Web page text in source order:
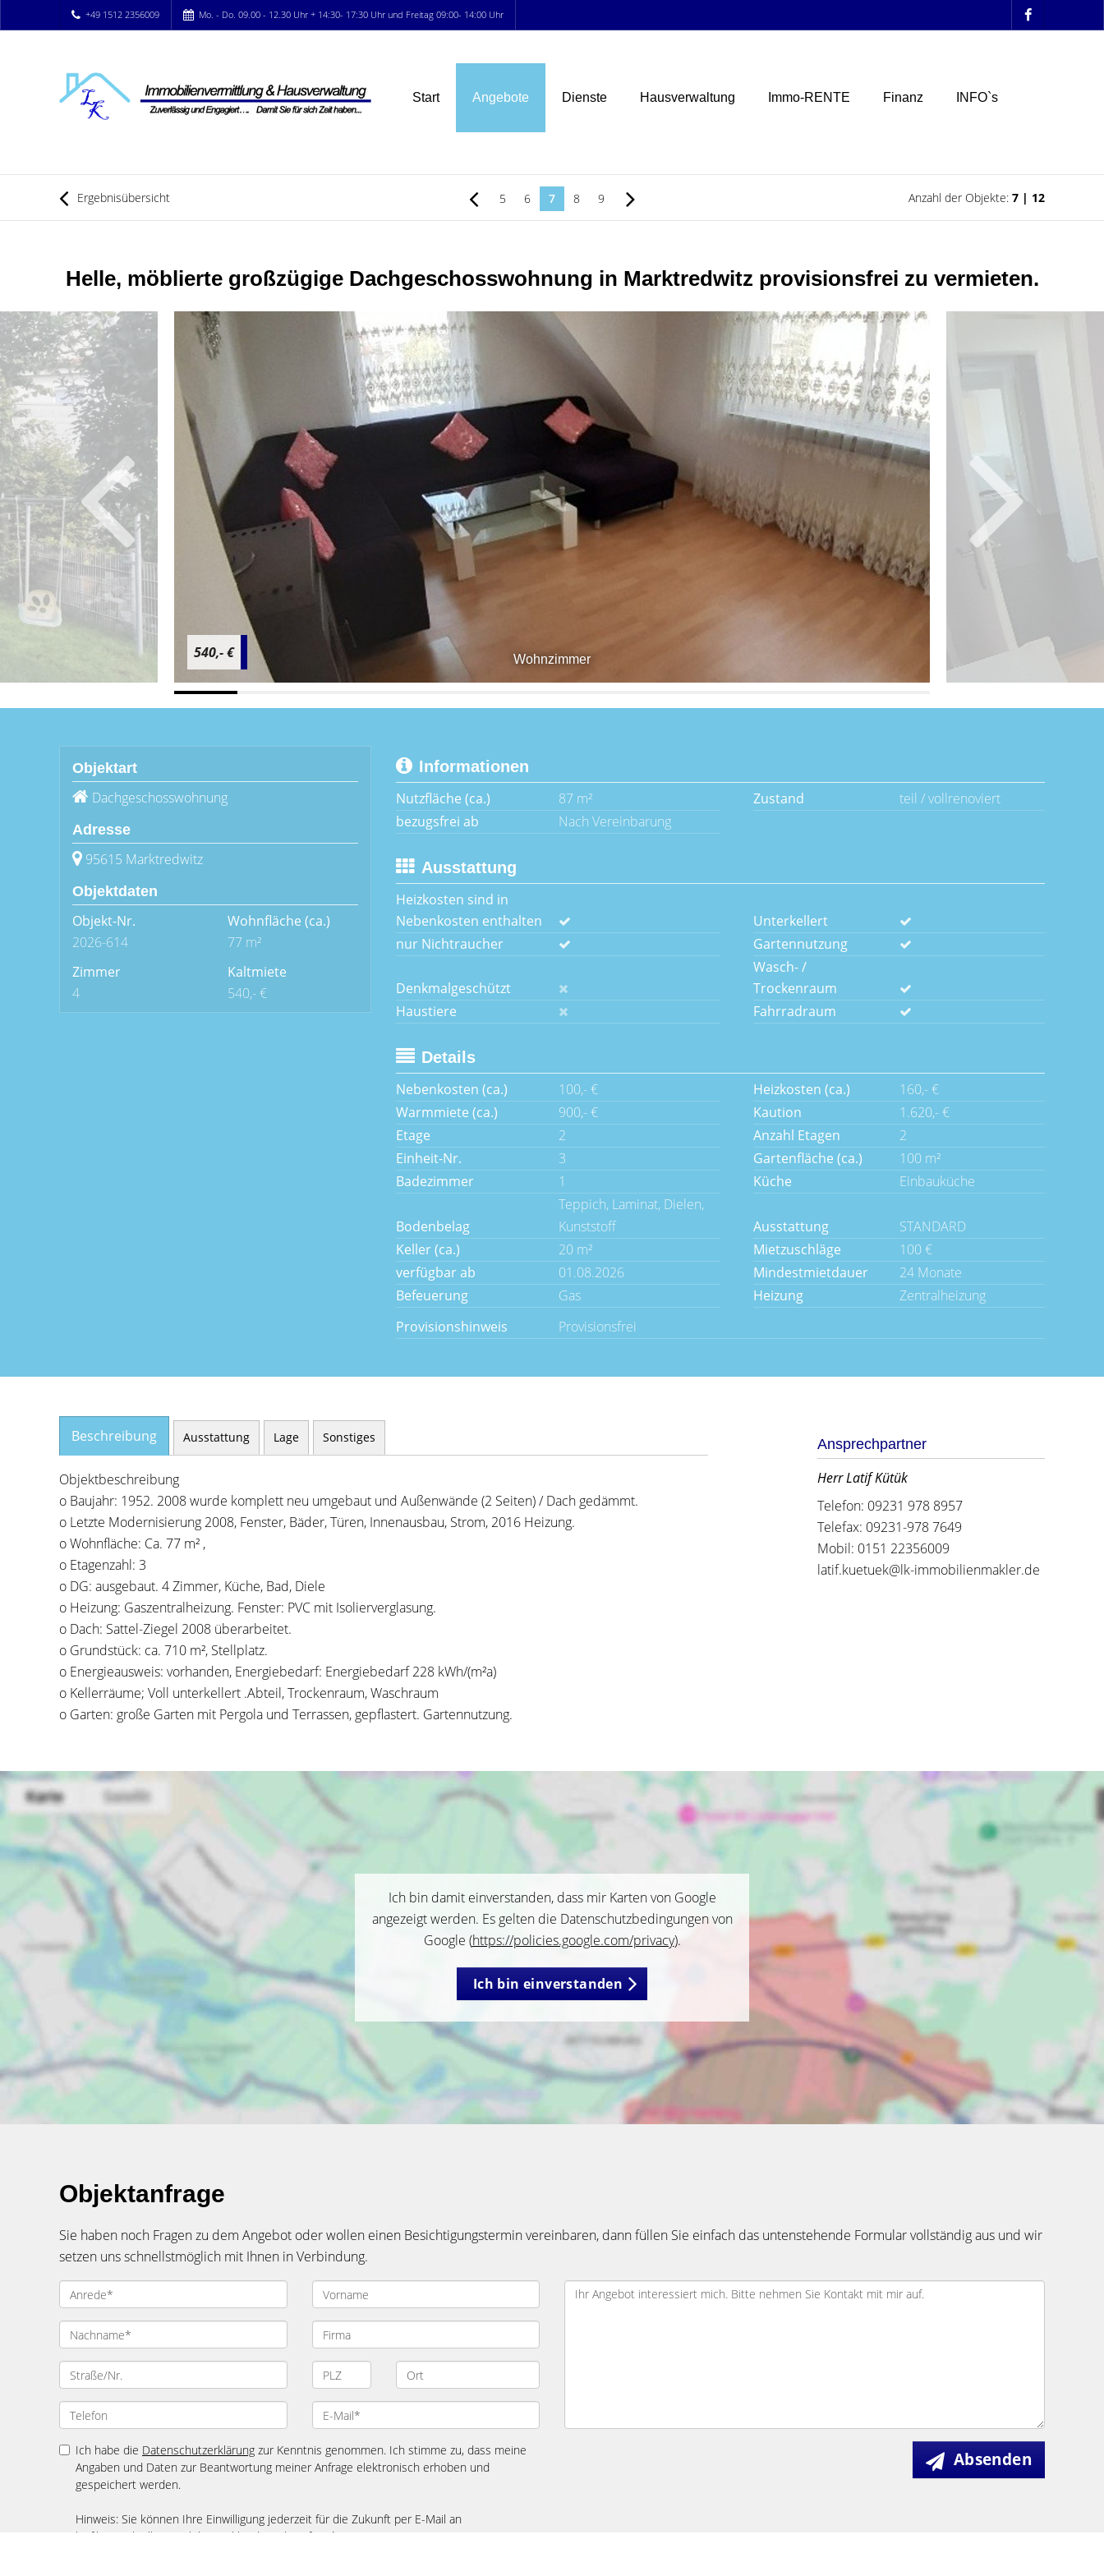
+49 1512 2356009 Mo. - Do. 09.00 - 12.30 Uhr + 14:30- 17:30 Uhr und Freitag 09:00- 14:00 Uhr
Start Angebote Dienste Hausverwaltung Immo-RENTE Finanz INFO`s
Ergebnisübersicht 5 6 7 8 9 Anzahl der Objekte: 7 | 12
Helle, möblierte großzügige Dachgeschosswohnung in Marktredwitz provisionsfrei zu vermieten.
Wohnzimmer
540,- €
Objektart
Dachgeschosswohnung
Adresse
95615 Marktredwitz
Objektdaten
Objekt-Nr.
2026-614
Wohnfläche (ca.)
77 m²
Zimmer
4
Kaltmiete
540,- €
Informationen
Nutzfläche (ca.)
87 m² Zustand
teil / vollrenoviert
bezugsfrei ab
Nach Vereinbarung
Ausstattung
Heizkosten sind in
Nebenkosten enthalten
Unterkellert
nur Nichtraucher
Gartennutzung
Denkmalgeschützt
Wasch- /
Trockenraum
Haustiere
Fahrradraum
Details
Nebenkosten (ca.)
100,- € Heizkosten (ca.)
160,- €
Warmmiete (ca.)
900,- € Kaution
1.620,- €
Etage
2 Anzahl Etagen
2
Einheit-Nr.
3 Gartenfläche (ca.)
100 m²
Badezimmer
1 Küche Einbauküche
Bodenbelag
Teppich, Laminat, Dielen,
Kunststoff
Ausstattung
STANDARD
Keller (ca.)
20 m² Mietzuschläge
100 €
verfügbar ab
01.08.2026 Mindestmietdauer
24 Monate
Befeuerung
Gas Heizung
Zentralheizung
Provisionshinweis
Provisionsfrei
Beschreibung Ausstattung Lage Sonstiges
Objektbeschreibung
o Baujahr: 1952. 2008 wurde komplett neu umgebaut und Außenwände (2 Seiten) / Dach gedämmt.
o Letzte Modernisierung 2008, Fenster, Bäder, Türen, Innenausbau, Strom, 2016 Heizung.
o Wohnfläche: Ca. 77 m² ,
o Etagenzahl: 3
o DG: ausgebaut. 4 Zimmer, Küche, Bad, Diele
o Heizung: Gaszentralheizung. Fenster: PVC mit Isolierverglasung.
o Dach: Sattel-Ziegel 2008 überarbeitet.
o Grundstück: ca. 710 m², Stellplatz.
o Energieausweis: vorhanden, Energiebedarf: Energiebedarf 228 kWh/(m²a)
o Kellerräume; Voll unterkellert .Abteil, Trockenraum, Waschraum
o Garten: große Garten mit Pergola und Terrassen, gepflastert. Gartennutzung.
Ansprechpartner
Herr Latif Kütük
Telefon: 09231 978 8957
Telefax: 09231-978 7649
Mobil: 0151 22356009
latif.kuetuek@lk-immobilienmakler.de
Ich bin damit einverstanden, dass mir Karten von Google
angezeigt werden. Es gelten die Datenschutzbedingungen von
Google (https://policies.google.com/privacy).
Ich bin einverstanden
Objektanfrage
Sie haben noch Fragen zu dem Angebot oder wollen einen Besichtigungstermin vereinbaren, dann füllen Sie einfach das untenstehende Formular vollständig aus und wir
setzen uns schnellstmöglich mit Ihnen in Verbindung.
Ich habe die Datenschutzerklärung zur Kenntnis genommen. Ich stimme zu, dass meine
Angaben und Daten zur Beantwortung meiner Anfrage elektronisch erhoben und
gespeichert werden.
Hinweis: Sie können Ihre Einwilligung jederzeit für die Zukunft per E-Mail an
latif.kuetuek@lk-immobilienmakler.de widerrufen. *
Absenden